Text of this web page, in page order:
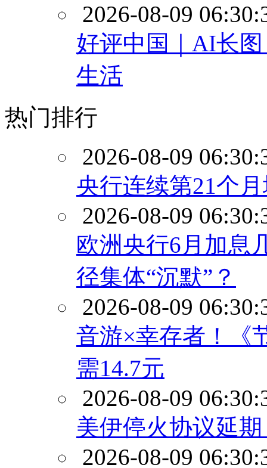
2026-08-09
好评中国｜AI长
生活
热门排行
2026-08-09
央行连续第21个
2026-08-09
欧洲央行6月加息
径集体“沉默”？
2026-08-09
音游×幸存者！《
需14.7元
2026-08-09
美伊停火协议延
2026-08-09